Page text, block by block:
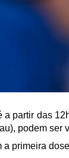
partir das
podem ser
primeira